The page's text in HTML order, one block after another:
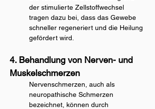
der stimulierte Zellstoffwechsel
tragen dazu bei, dass das Gewebe
schneller regeneriert und die Heilung
gefördert wird.
4. Behandlung von Nerven- und
Muskelschmerzen
Nervenschmerzen, auch als
neuropathische Schmerzen
bezeichnet, können durch